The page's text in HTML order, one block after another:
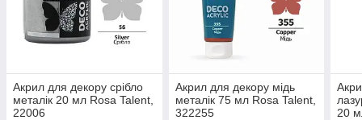
Акрил для декору срібло
металік 20 мл Rosa Talent,
22006
Акрил для декору мідь
металік 75 мл Rosa Talent,
322255
20